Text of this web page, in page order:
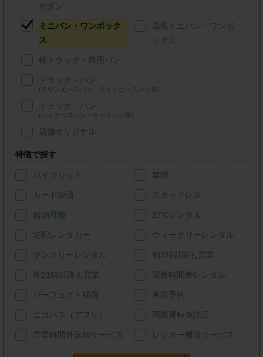
セダン
ミニバン・ワンボック
ス
高級ミニバン・ワンボ
ックス
軽トラック・商用バン
トラック・バン
(タウンエースバン、ライトエースバン等)
トラック・バン
(ハイエースバン・キャラバン等)
店舗オリジナル
特徴で探す
ハイブリッド 禁煙
カード決済 スタッドレス
給油可能 ETCレンタル
宅配レンタカー ウィークリーレンタル
マンスリーレンタル 朝7時以前も営業
夜21時以降も営業 深夜時間帯レンタル
パーフェクト補償 直前予約
ニコパス（アプリ） 国際運転免許証
営業時間外返却サービス レッカー搬送サービス